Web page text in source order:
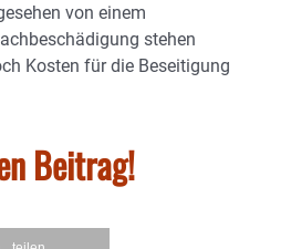
von einem
stehen
Kosten für die Beseitigung
Beitrag!